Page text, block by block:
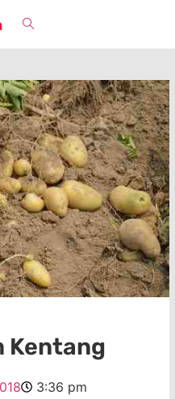
Kentang
3:36 pm